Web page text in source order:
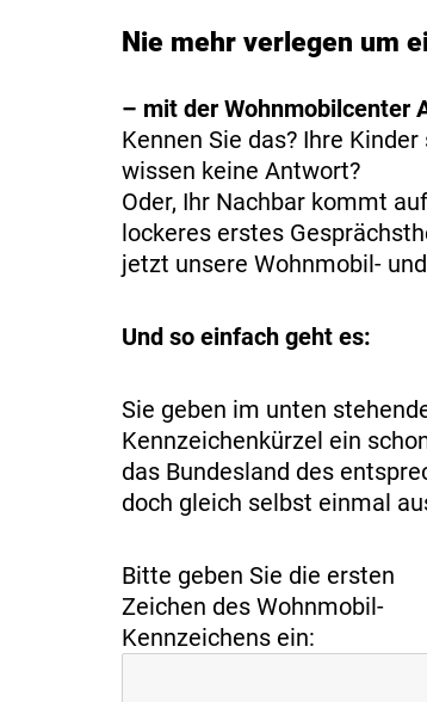
Nie mehr verlegen um
– mit der Wohnmobilcenter
Kennen Sie das? Ihre
wissen keine Antwort?
Oder, Ihr Nachbar kommt
lockeres erstes
jetzt unsere Wohnmobil-
Und so einfach geht es:
Sie geben im unten
Kennzeichenkürzel ein
das Bundesland des
doch gleich selbst einmal
Bitte geben Sie die ersten
Zeichen des Wohnmobil-
Kennzeichens ein: